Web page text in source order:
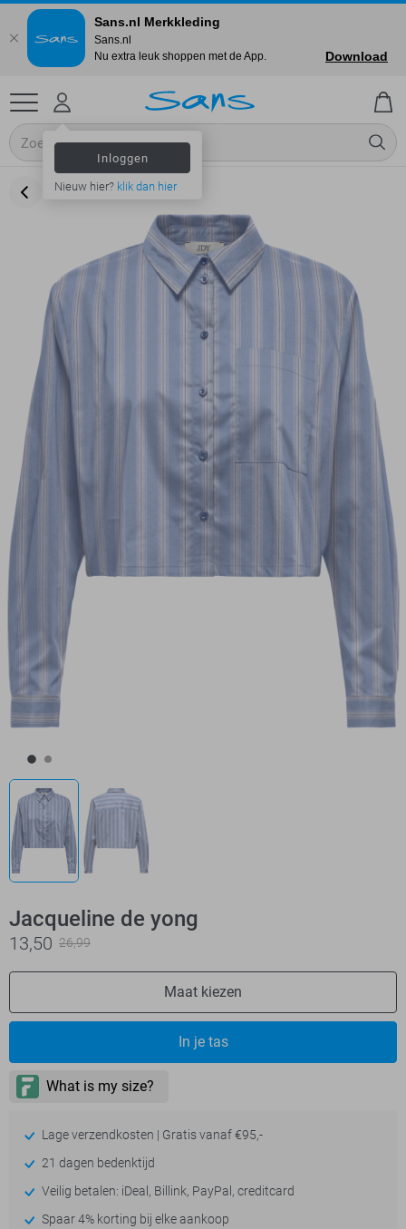
Inloggen
Nieuw hier? klik dan hier
Jacqueline de yong
13,50 26,99
Maat kiezen
In je tas
Lage verzendkosten | Gratis vanaf €95,-
21 dagen bedenktijd
Veilig betalen: iDeal, Billink, PayPal, creditcard
Spaar 4% korting bij elke aankoop
Sans.nl Merkkleding
Sans.nl
Nu extra leuk shoppen met de App.
Download